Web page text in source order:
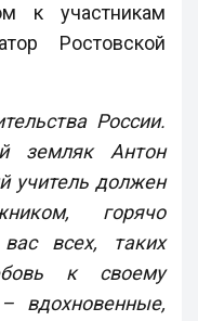
к участникам
Ростовской
России.
земляк Антон
учитель должен
горячо
всех, таких
к своему
вдохновенные,